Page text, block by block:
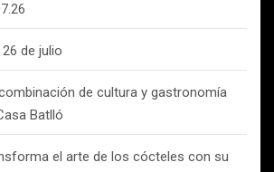
de julio
de cultura y gastronomía
Batlló
el arte de los cócteles con su